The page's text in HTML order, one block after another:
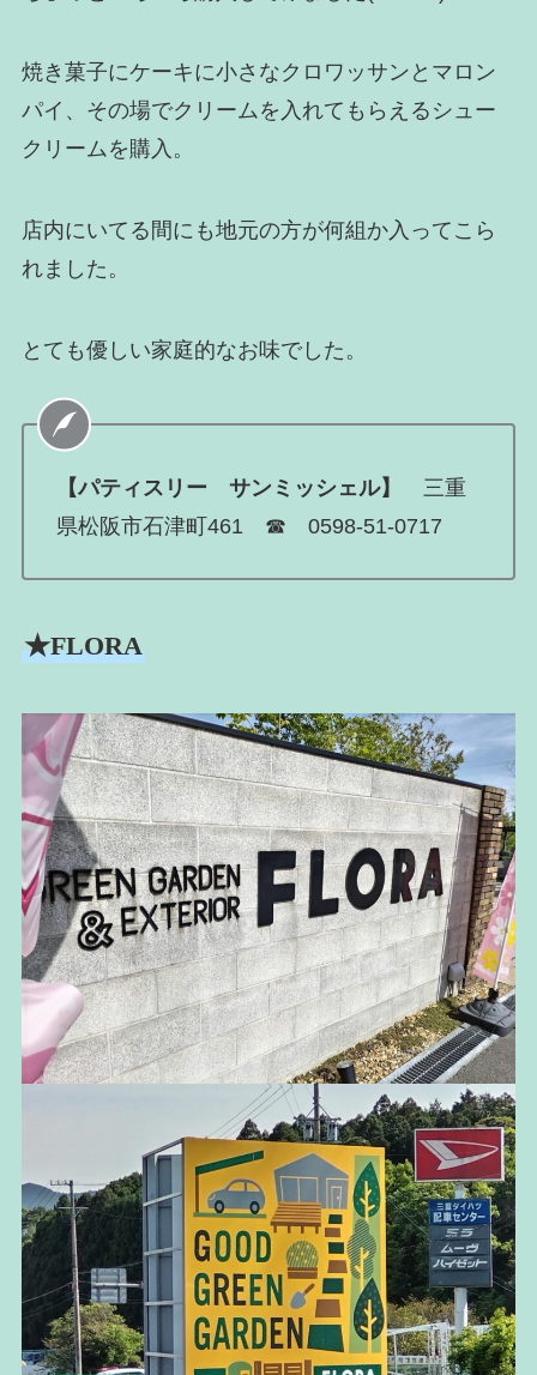
焼き菓子にケーキに小さなクロワッサンとマロン
パイ、その場でクリームを入れてもらえるシュー
クリームを購入。
店内にいてる間にも地元の方が何組か入ってこら
れました。
とても優しい家庭的なお味でした。
【パティスリー サンミッシェル】
三重
県松阪市石津町461 ☎ 0598-51-0717
★FLORA